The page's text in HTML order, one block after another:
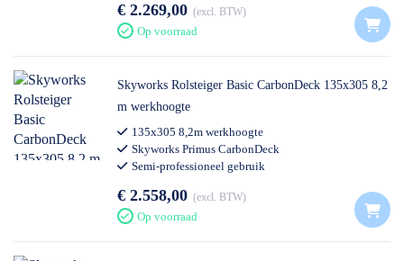
€ 2.269,00 excl. BTW
Op voorraad
Skyworks Rolsteiger Basic CarbonDeck 135x305 8,2
m werkhoogte
135x305 8,2m werkhoogte
Skyworks Primus CarbonDeck
Semi-professioneel gebruik
€ 2.558,00 excl. BTW
Op voorraad